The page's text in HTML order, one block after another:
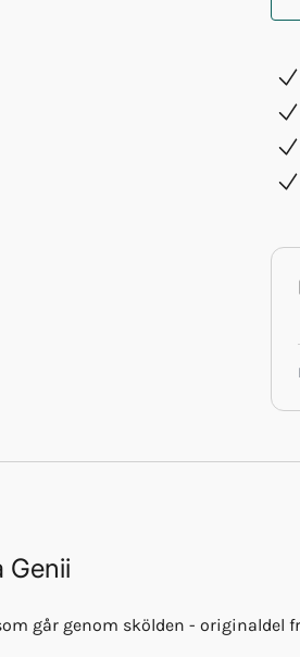
Genii
går genom skölden - originaldel